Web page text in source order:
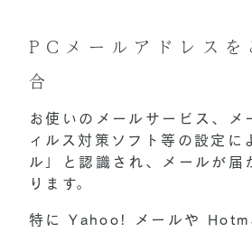
PCメールアドレスを
合
お使いのメールサービス、メ
ィルス対策ソフト等の設定に
ル」と認識され、メールが届
ります。
特に Yahoo! メールや